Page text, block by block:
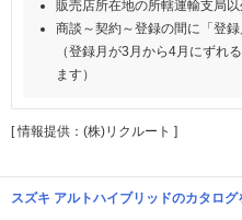
販売店所在地の所轄運輸支局
商談～契約～登録の間に「登
（登録月が3月から4月にずれ
ます）
[ 情報提供：(株)リクルート ]
スズキ アルトハイブリッドのカタログ